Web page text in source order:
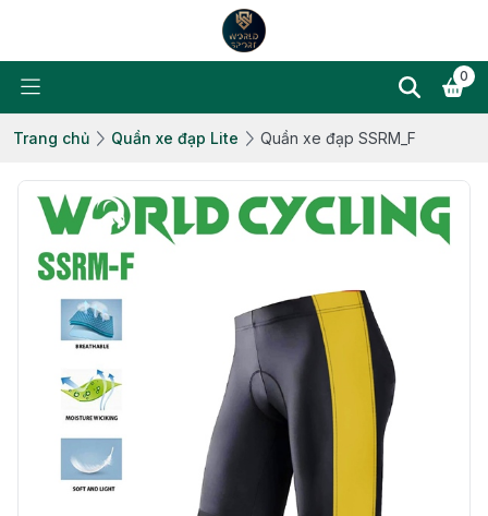
0
Trang chủ Quần xe đạp Lite Quần xe đạp SSRM_F